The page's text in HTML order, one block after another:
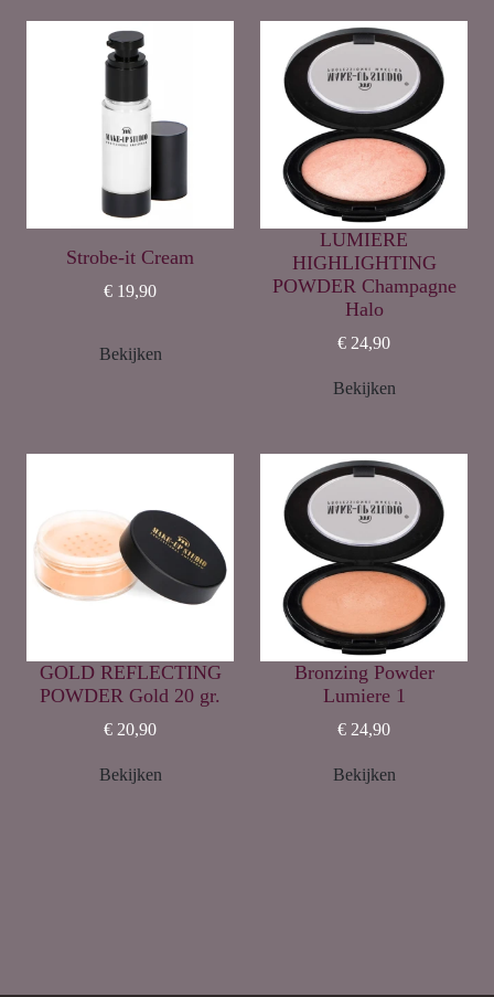
Strobe-it Cream
€ 19,90
Bekijken
LUMIERE
HIGHLIGHTING
POWDER Champagne
Halo
€ 24,90
Bekijken
GOLD REFLECTING
POWDER Gold 20 gr.
€ 20,90
Bekijken
Bronzing Powder
Lumiere 1
€ 24,90
Bekijken